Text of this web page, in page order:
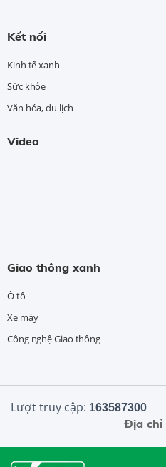
Kết nối
Kinh tế xanh
Sức khỏe
Văn hóa, du lịch
Video
Giao thông xanh
Ô tô
Xe máy
Công nghệ Giao thông
Lượt truy cập: 163587300
Địa chỉ